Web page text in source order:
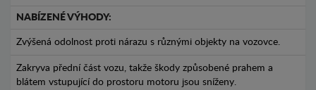
NABÍZENÉ VÝHODY:
Zvýšená odolnost proti nárazu s různými objekty na vozovce.
Zakryva přední část vozu, takže škody způsobené prahem a
blátem vstupující do prostoru motoru jsou sníženy.